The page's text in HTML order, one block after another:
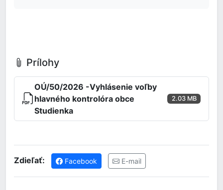
Prílohy
OÚ/50/2026 -Vyhlásenie voľby
hlavného kontrolóra obce
Studienka
2.03 MB
Zdieľať: Facebook E-mail